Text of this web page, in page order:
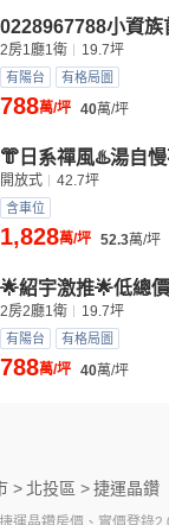
0228967788小資
2房1廳1衛 19.7坪
有陽台 有格局圖
788萬/坪 40萬/坪
👘日系禪風♨️湯自
開放式 42.7坪
含車位
1,828萬/坪 52.3萬/坪
🌟紹宇激推🌟低總
2房2廳1衛 19.7坪
有陽台 有格局圖
788萬/坪 40萬/坪
> 北投區 >捷運晶鑽